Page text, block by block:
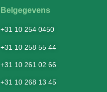
Belgegevens
+31 10 254 0450
+31 10 258 55 44
+31 10 261 02 66
+31 10 268 13 45